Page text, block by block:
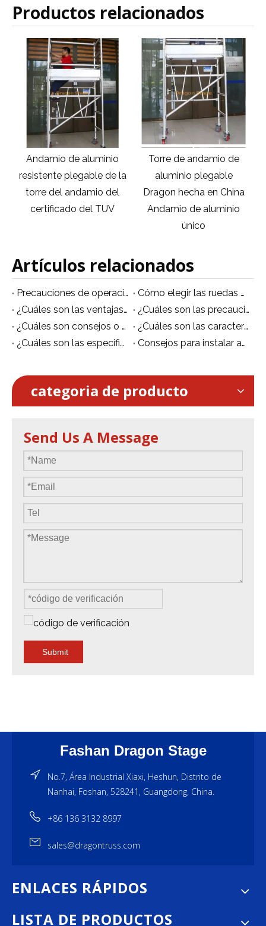
Productos relacionados
Torre de andamio de
aluminio plegable
Dragon hecha en China
Andamio de aluminio
Nuevo diseño de
andamios de aluminio
torre de andamios
móviles andamio
plegable
Artículos relacionados
Precauciones de operación de seguridad de andamios de aleación de aluminio
Cómo elegir las ruedas adecuadas para andamios móviles de aluminio
¿Cuáles son las ventajas de los andamios de aleación de aluminio en comparación con los andamios de acero?
¿Cuáles son las precauciones para el uso de andamios móviles?
¿Cuáles son ​consejos o sugerencias para utilizar un andamio móvil de aluminio?
¿Cuáles son las características de la plataforma móvil de aluminio/andamio móvil?
¿Cuáles son las especificaciones de los andamios de aluminio?
Consejos para instalar andamios de aluminio de forma segura.
categoria de producto
Send Us A Message
Submit
Fashan Dragon Stage
No.7, Área Industrial Xiaxi, Heshun, Distrito de
Nanhai, Foshan, 528241, Guangdong, China.
+86 136 3132 8997
sales@dragontruss.com
ENLACES RÁPIDOS
LISTA DE PRODUCTOS